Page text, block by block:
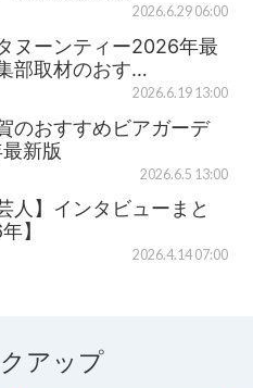
2026.6.29 06:00
ヌーンティー2026年最
部取材のおす…
2026.6.19 13:00
のおすすめビアガーデ
新版
2026.6.5 13:00
人】インタビューまと
】
2026.4.14 07:00
アップ